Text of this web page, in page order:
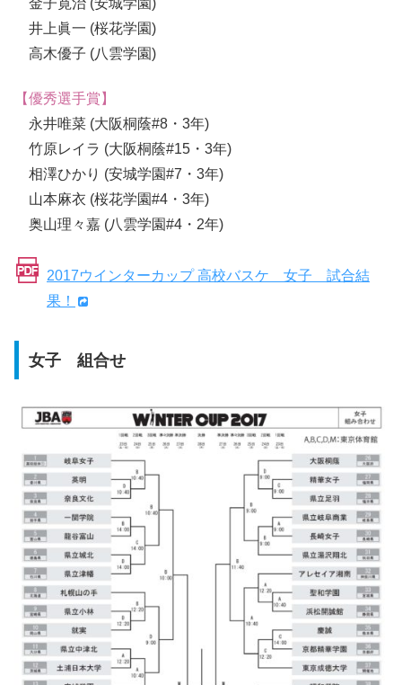
井上眞一 (桜花学園)
高木優子 (八雲学園)
【優秀選手賞】
永井唯菜 (大阪桐蔭#8・3年)
竹原レイラ (大阪桐蔭#15・3年)
相澤ひかり (安城学園#7・3年)
山本麻衣 (桜花学園#4・3年)
奥山理々嘉 (八雲学園#4・2年)
2017ウインターカップ 高校バスケ 女子 試合結
果！
女子 組合せ